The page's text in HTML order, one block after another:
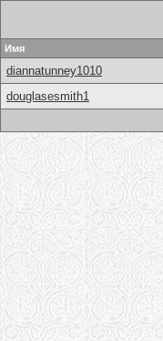
Имя
diannatunney1010
douglasesmith1